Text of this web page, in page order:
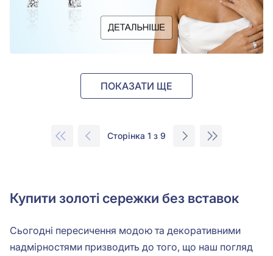
ПОКАЗАТИ ЩЕ
Сторінка 1 з 9
Купити золоті сережки без вставок
Сьогодні пересичення модою та декоративними
надмірностями призводить до того, що наш погляд